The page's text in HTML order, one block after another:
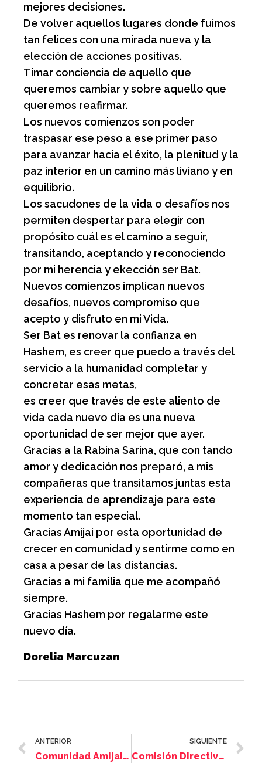
mejores decisiones.
De volver aquellos lugares donde fuimos
tan felices con una mirada nueva y la
elección de acciones positivas.
Timar conciencia de aquello que
queremos cambiar y sobre aquello que
queremos reafirmar.
Los nuevos comienzos son poder
traspasar ese peso a ese primer paso
para avanzar hacia el éxito, la plenitud y la
paz interior en un camino más liviano y en
equilibrio.
Los sacudones de la vida o desafíos nos
permiten despertar para elegir con
propósito cuál es el camino a seguir,
transitando, aceptando y reconociendo
por mi herencia y ekección ser Bat.
Nuevos comienzos implican nuevos
desafíos, nuevos compromiso que
acepto y disfruto en mi Vida.
Ser Bat es renovar la confianza en
Hashem, es creer que puedo a través del
servicio a la humanidad completar y
concretar esas metas,
es creer que través de este aliento de
vida cada nuevo día es una nueva
oportunidad de ser mejor que ayer.
Gracias a la Rabina Sarina, que con tando
amor y dedicación nos preparó, a mis
compañeras que transitamos juntas esta
experiencia de aprendizaje para este
momento tan especial.
Gracias Amijai por esta oportunidad de
crecer en comunidad y sentirme como en
casa a pesar de las distancias.
Gracias a mi familia que me acompañó
siempre.
Gracias Hashem por regalarme este
nuevo día.
Dorelia Marcuzan
ANTERIOR
Comunidad Amijai, ganadora del XXI Premio Bienal Personas Mayores
SIGUIENTE
Comisión Directiva 2021-2022